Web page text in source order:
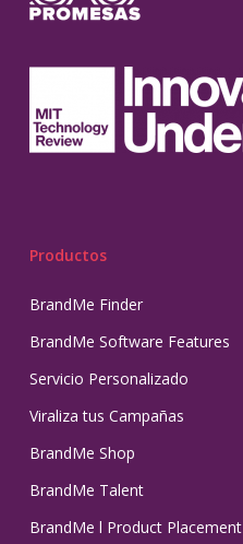
Productos
BrandMe Finder
BrandMe Software Features
Servicio Personalizado
Viraliza tus Campañas
BrandMe Shop
BrandMe Talent
BrandMe l Product Placement